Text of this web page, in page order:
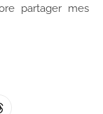
partager mes